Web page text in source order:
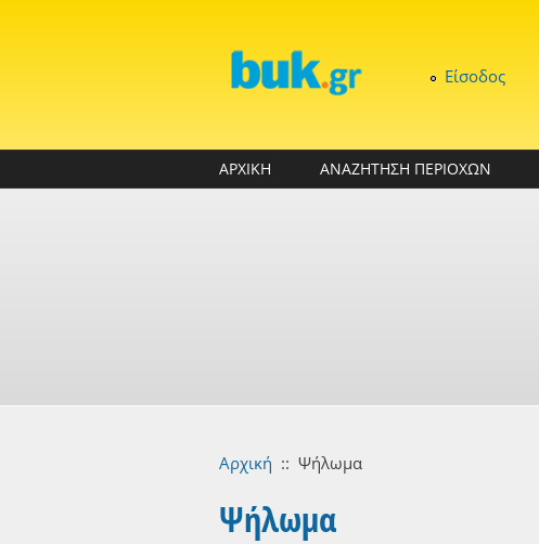
Είσοδος
ΑΡΧΙΚΗ ΑΝΑΖΗΤΗΣΗ ΠΕΡΙΟΧΩΝ
Αρχική :: Ψήλωμα
Ψήλωμα